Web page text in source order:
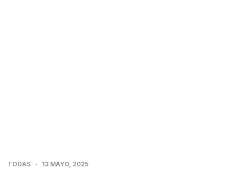
TODAS 13 MAYO, 2025